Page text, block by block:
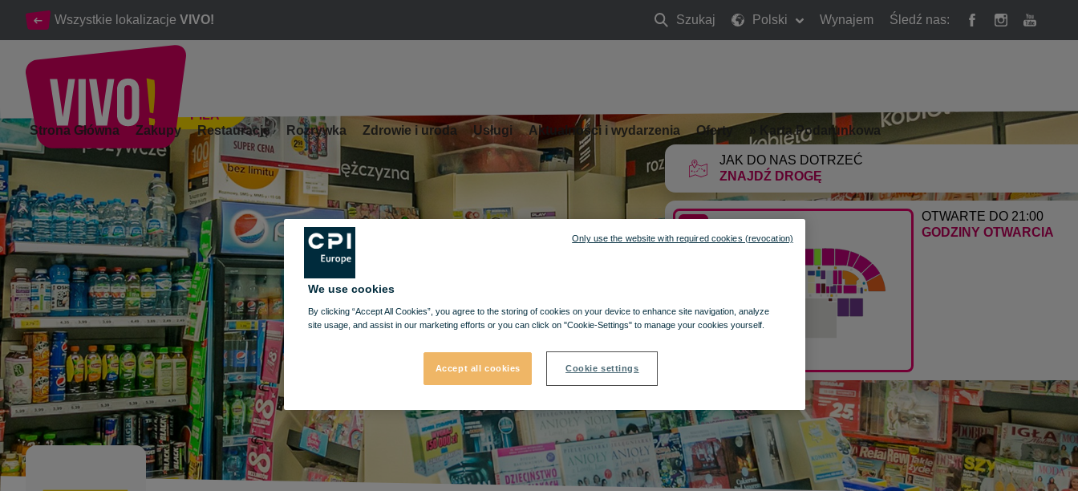
Wszystkie lokalizacje VIVO! Szukaj
Szukaj
Polski Wynajem Śledź nas:
JAK DO NAS DOTRZEĆ
ZNAJDŹ DROGĘ
OTWARTE DO 21:00
GODZINY OTWARCIA
Piła
PIŁA
Strona Główna Zakupy Restauracje Rozrywka Zdrowie i uroda Usługi Aktualności i wydarzenia Oferty Karta Podarunkowa
Największy dystrybutor prasy w Polsce.
We use cookies
By clicking “Accept All Cookies”, you agree to the storing of cookies on your device to enhance site navigation, analyze
site usage, and assist in our marketing efforts or you can click on "Cookie-Settings" to manage your cookies yourself.
Accept all cookies Cookie settings
Only use the website with required cookies (revocation)